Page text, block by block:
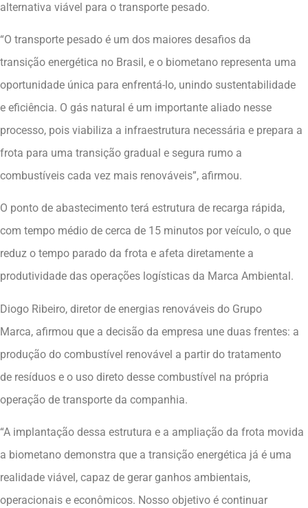
alternativa viável para o transporte pesado.
“O transporte pesado é um dos maiores desafios da
transição energética no Brasil, e o biometano representa uma
oportunidade única para enfrentá-lo, unindo sustentabilidade
e eficiência. O gás natural é um importante aliado nesse
processo, pois viabiliza a infraestrutura necessária e prepara a
frota para uma transição gradual e segura rumo a
combustíveis cada vez mais renováveis”, afirmou.
O ponto de abastecimento terá estrutura de recarga rápida,
com tempo médio de cerca de 15 minutos por veículo, o que
reduz o tempo parado da frota e afeta diretamente a
produtividade das operações logísticas da Marca Ambiental.
Diogo Ribeiro, diretor de energias renováveis do Grupo
Marca, afirmou que a decisão da empresa une duas frentes: a
produção do combustível renovável a partir do tratamento
de resíduos e o uso direto desse combustível na própria
operação de transporte da companhia.
“A implantação dessa estrutura e a ampliação da frota movida
a biometano demonstra que a transição energética já é uma
realidade viável, capaz de gerar ganhos ambientais,
operacionais e econômicos. Nosso objetivo é continuar